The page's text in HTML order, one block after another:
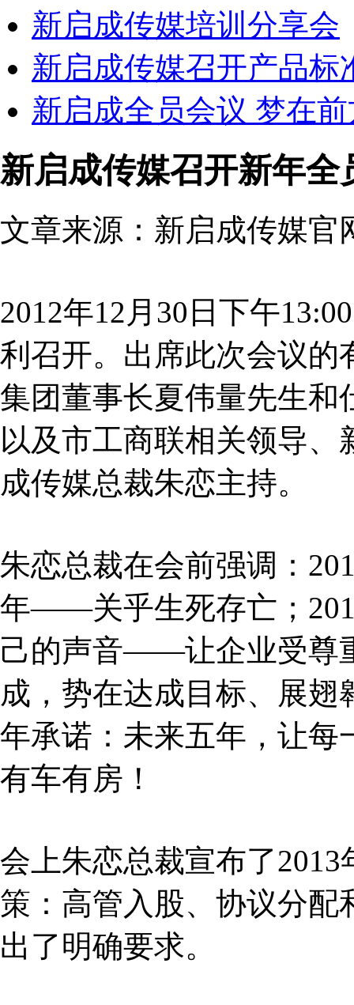
新启成传媒培训分享会
新启成传媒召开产品标
新启成全员会议 梦在
新启成传媒召开新年全
文章来源：新启成传媒
2012年12月30日下午
利召开。出席此次会议
集团董事长夏伟量先生和
以及市工商联相关领导
成传媒总裁朱恋主持。
朱恋总裁在会前强调：
年——关乎生死存亡；
己的声音——让企业受尊
成，势在达成目标、展
年承诺：未来五年，让每
有车有房！
会上朱恋总裁宣布了
策：高管入股、协议分配
出了明确要求。